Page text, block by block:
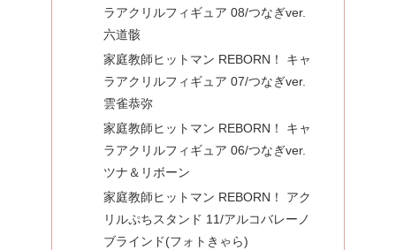
ラアクリルフィギュア 08/つなぎver.
六道骸
家庭教師ヒットマン REBORN！ キャ
ラアクリルフィギュア 07/つなぎver.
雲雀恭弥
家庭教師ヒットマン REBORN！ キャ
ラアクリルフィギュア 06/つなぎver.
ツナ＆リボーン
家庭教師ヒットマン REBORN！ アク
リルぷちスタンド 11/アルコバレーノ
ブラインド(フォトきゃら)